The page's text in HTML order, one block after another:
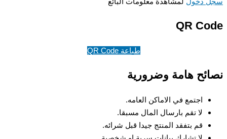
QR
طباعة QR Code
هامة وضرورية
اجتمع في الاماكن العامه.
لا تقم بارسال المال مسبقا.
قم بتفقد المنتج جيدا قبل شرائه.